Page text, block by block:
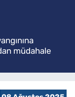
müdahale